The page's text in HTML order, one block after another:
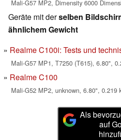
Mali-G57 MP2, Dimensity 6000
Geräte mit derselben
ähnlichem Gewicht
Realme C100i: Tests und
Mali-G57 MP1, T7250 (T615), 6.80",
Realme C100
Mali-G52 MP2, unknown, 6.80", 0.219
Als
auf